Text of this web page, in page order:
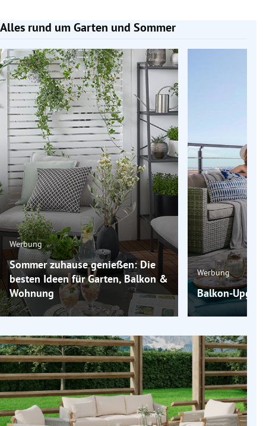
Alles rund um Garten und Sommer
Slide 1 von 6
Werbung
Sommer zuhause genießen: Die
besten Ideen für Garten, Balkon &
Wohnung
Werbung
Balkon-